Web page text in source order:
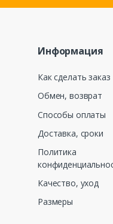
Информация
Как сделать заказ
Обмен, возврат
Способы оплаты
Доставка, сроки
Политика
Качество, уход
Размеры